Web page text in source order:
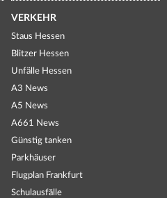
VERKEHR
Staus Hessen
Blitzer Hessen
Unfälle Hessen
A3 News
A5 News
A661 News
Günstig tanken
Parkhäuser
Flugplan Frankfurt
Schulausfälle